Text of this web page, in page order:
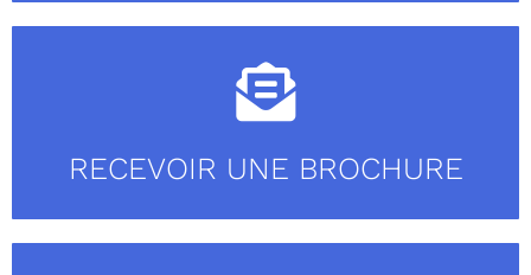
RECEVOIR UNE BROCHURE